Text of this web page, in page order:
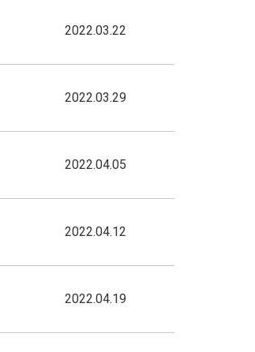
2022.03.22
2022.03.29
2022.04.05
2022.04.12
2022.04.19